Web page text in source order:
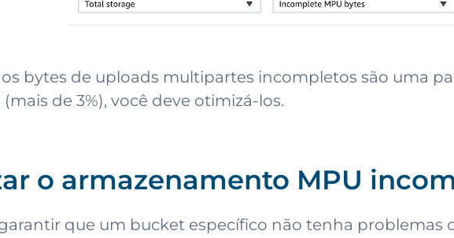
bytes de uploads multipartes incompletos são uma
de 3%), você deve otimizá-los.
o armazenamento MPU
que um bucket específico não tenha problemas